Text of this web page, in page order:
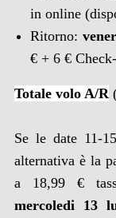
in online
Ritorno:
€ + 6 €
Totale volo A/R
Se le date 11-
alternativa è la
a 18,99 €
mercoledi 13